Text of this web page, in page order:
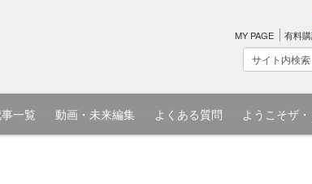
MY PAGE 有料
一覧 動画・未来編集 よくある質問 ようこそザ